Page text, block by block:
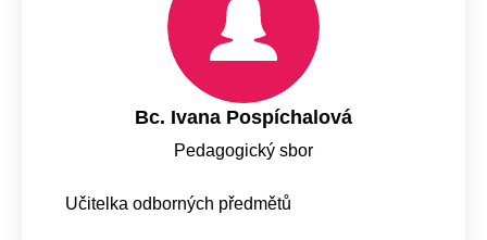
Bc. Ivana Pospíchalová
Pedagogický sbor
Učitelka odborných předmětů